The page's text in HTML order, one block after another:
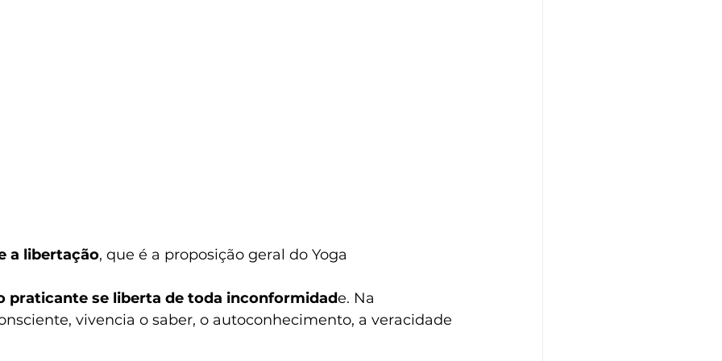
a libertação, que é a proposição geral do Yoga
praticante se liberta de toda inconformidade. Na
vivencia o saber, o autoconhecimento, a veracidade